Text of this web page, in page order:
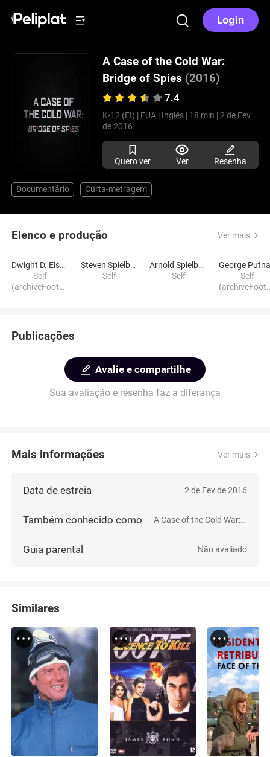
Login
A Case of the Cold War:
Bridge of Spies (2016)
7.4
K-12 (FI) | EUA | Inglês | 18 min | 2 de Fev
de 2016
Quero ver Ver Resenha
Documentário Curta-metragem
Elenco e produção Ver mais
Dwight D. Eisenhower
Self
(archiveFootag
Steven Spielberg
Self
Arnold Spielberg
Self
Self
Publicações
Avalie e compartilhe
Sua avaliação e resenha faz a diferança
Mais informações Ver mais
Data de estreia 2 de Fev de 2016
Também conhecido como A Case of the Cold War: Bridge of Spies
Guia parental Não avaliado
Similares